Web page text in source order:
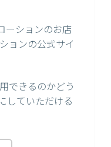
ーションのお店
ョンの公式サイ
できるのかどう
していただける